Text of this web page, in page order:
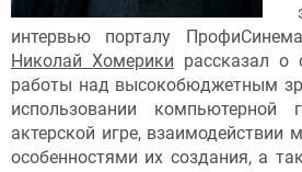
интервью порталу
Николай Хомерики рассказал о
работы над высокобюджетным
использовании компьютерной
актерской игре,
особенностями их создания, а